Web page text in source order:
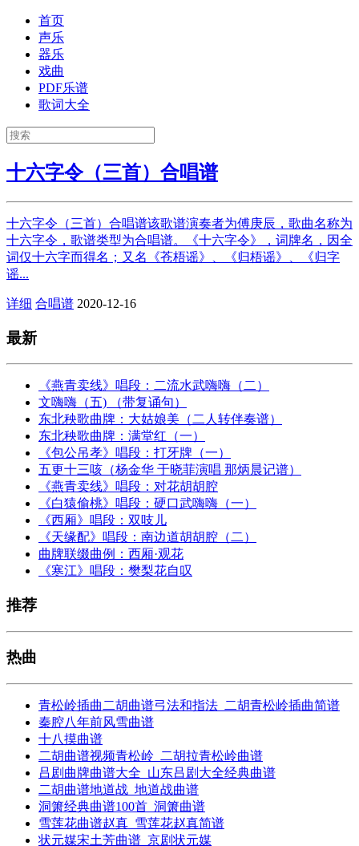
首页
声乐
器乐
戏曲
PDF乐谱
歌词大全
十六字令（三首）合唱谱
十六字令（三首）合唱谱该歌谱演奏者为傅庚辰，歌曲名称为
十六字令，歌谱类型为合唱谱。《十六字令》，词牌名，因全
词仅十六字而得名；又名《苍梧谣》、《归梧谣》、《归字
谣...
详细 合唱谱 2020-12-16
最新
《燕青卖线》唱段：二流水武嗨嗨（二）
文嗨嗨（五) （带复诵句）
东北秧歌曲牌：大姑娘美（二人转伴奏谱）
东北秧歌曲牌：满堂红（一）
《包公吊孝》唱段：打牙牌（一）
五更十三咳（杨金华 于晓菲演唱 那炳晨记谱）
《燕青卖线》唱段：对花胡胡腔
《白猿偷桃》唱段：硬口武嗨嗨（一）
《西厢》唱段：双吱儿
《天缘配》唱段：南边道胡胡腔（二）
曲牌联缀曲例：西厢·观花
《寒江》唱段：樊梨花自叹
推荐
热曲
青松岭插曲二胡曲谱弓法和指法_二胡青松岭插曲简谱
秦腔八年前风雪曲谱
十八摸曲谱
二胡曲谱视频青松岭_二胡拉青松岭曲谱
吕剧曲牌曲谱大全_山东吕剧大全经典曲谱
二胡曲谱地道战_地道战曲谱
洞箫经典曲谱100首_洞箫曲谱
雪莲花曲谱赵真_雪莲花赵真简谱
状元媒宋土芳曲谱_京剧状元媒